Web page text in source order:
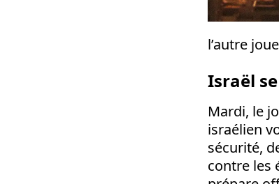
l’autre
Israël
Mardi, le
israélien
sécurité,
contre les